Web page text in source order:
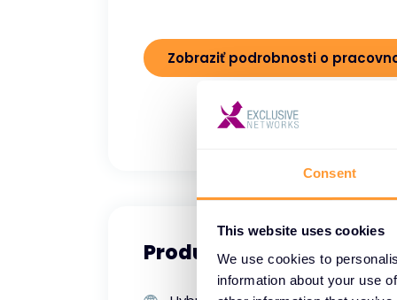
Consent
This website uses cookies
We use cookies to
information about your use
Zobraziť podrobnosti o
Product Manager